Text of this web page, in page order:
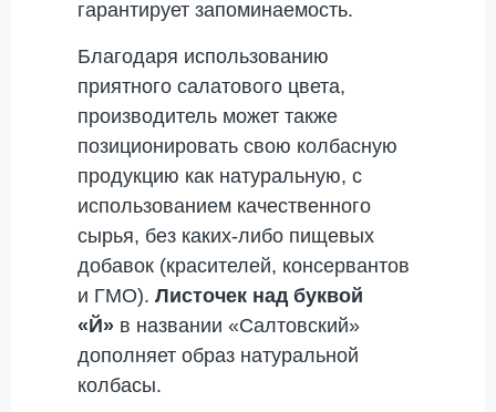
гарантирует запоминаемость.
Благодаря использованию
приятного салатового цвета,
производитель может также
позиционировать свою колбасную
продукцию как натуральную, с
использованием качественного
сырья, без каких-либо пищевых
добавок (красителей, консервантов
и ГМО). Листочек над буквой
«Й» в названии «Салтовский»
дополняет образ натуральной
колбасы.